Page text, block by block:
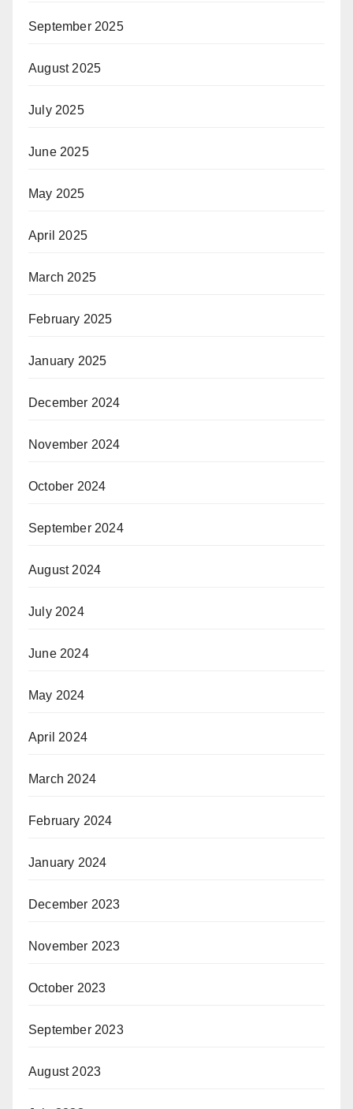
September 2025
August 2025
July 2025
June 2025
May 2025
April 2025
March 2025
February 2025
January 2025
December 2024
November 2024
October 2024
September 2024
August 2024
July 2024
June 2024
May 2024
April 2024
March 2024
February 2024
January 2024
December 2023
November 2023
October 2023
September 2023
August 2023